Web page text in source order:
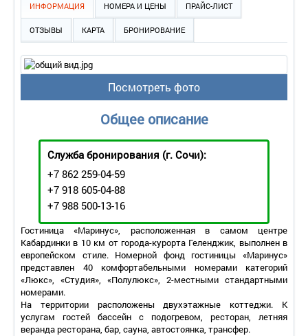
ИНФОРМАЦИЯ НОМЕРА И ЦЕНЫ ПРАЙС-ЛИСТ
ОТЗЫВЫ КАРТА БРОНИРОВАНИЕ
Посмотреть фото
Общее описание
Служба бронирования (г. Сочи):
+7 862 259-04-59
+7 918 605-04-88
+7 988 500-13-16
Гостиница «Маринус», расположенная в самом центре
Кабардинки в 10 км от города-курорта Геленджик, выполнен в
европейском стиле. Номерной фонд гостиницы «Маринус»
представлен 40 комфортабельными номерами категорий
«Люкс», «Студия», «Полулюкс», 2-местными стандартными
номерами.
На территории расположены двухэтажные коттеджи. К
услугам гостей бассейн с подогревом, ресторан, летняя
веранда ресторана, бар, сауна, автостоянка, трансфер.